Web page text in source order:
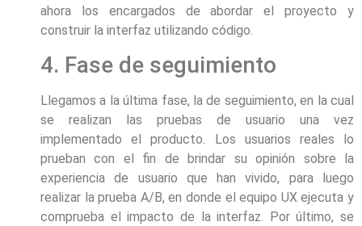
ahora los encargados de abordar el proyecto y
construir la interfaz utilizando código.
4. Fase de seguimiento
Llegamos a la última fase, la de seguimiento, en la cual
se realizan las pruebas de usuario una vez
implementado el producto. Los usuarios reales lo
prueban con el fin de brindar su opinión sobre la
experiencia de usuario que han vivido, para luego
realizar la prueba A/B, en donde el equipo UX ejecuta y
comprueba el impacto de la interfaz. Por último, se